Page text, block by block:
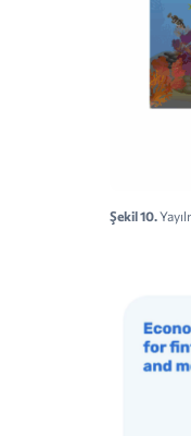
Şekil 10.